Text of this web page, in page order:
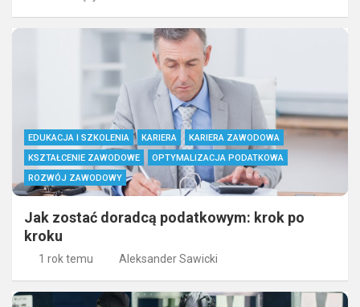
EDUKACJA I SZKOLENIA KARIERA
KARIERA ZAWODOWA
KSZTAŁCENIE ZAWODOWE
OPTYMALIZACJA PODATKOWA
ROZWÓJ ZAWODOWY
Jak zostać doradcą podatkowym: krok po
kroku
1 rok temu Aleksander Sawicki